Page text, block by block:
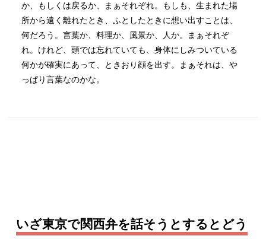
か、もしくは戻るか、まぁそれぞれ。もしも、生まれた場
所から遠く離れたとき、ふとしたときに想い出すことは、
何だろう。言葉か、料理か、風景か、人か。まぁそれぞ
れ。けれど、頭では忘れていても、身体にしみついている
何かが確実にあって、ときおり顔を出す。まぁそれは、や
っぱり言葉なのかな。
いざ東京で関西弁を話そうとするとどう